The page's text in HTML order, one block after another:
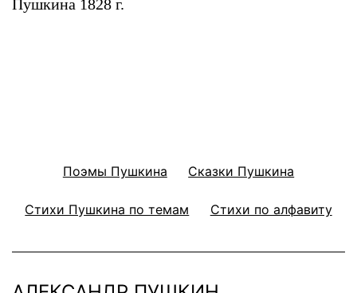
Пушкина 1828 г.
Поэмы Пушкина Сказки Пушкина
Стихи Пушкина по темам Стихи по алфавиту